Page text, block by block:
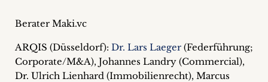
Berater Maki.vc
ARQIS (Düsseldorf): Dr. Lars Laeger (Federführung;
Corporate/M&A), Johannes Landry (Commercial),
Dr. Ulrich Lienhard (Immobilienrecht), Marcus